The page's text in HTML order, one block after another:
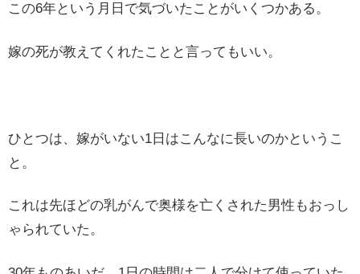
この6年という月日で気づいたことがいくつかある。
嫁の死が教えてくれたことと言ってもいい。
ひとつは、嫁がいない1日はこんなに長いのかというこ
と。
これは先ほどの乳がんで奥様を亡くされた男性もおっし
ゃられていた。